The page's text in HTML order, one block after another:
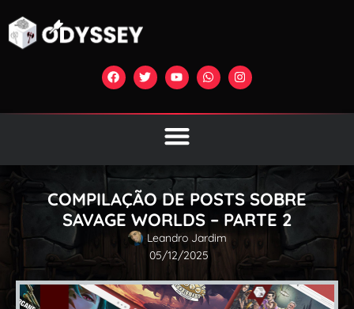
COMPILAÇÃO DE POSTS SOBRE
SAVAGE WORLDS – PARTE 2
Leandro Jardim
05/12/2025